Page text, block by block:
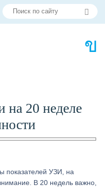
на 20 неделе
показателей УЗИ, на
В 20 недель важно,